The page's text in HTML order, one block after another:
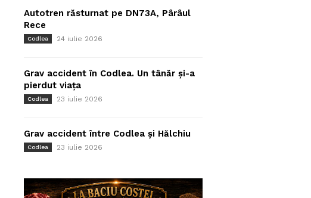
Autotren răsturnat pe DN73A, Pârâul
Rece
Codlea 24 iulie 2026
Grav accident în Codlea. Un tânăr și-a
pierdut viața
Codlea 23 iulie 2026
Grav accident între Codlea și Hălchiu
Codlea 23 iulie 2026